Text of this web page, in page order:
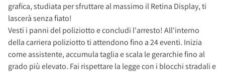
grafica, studiata per sfruttare al massimo il Retina Display, ti
lascerà senza fiato!
Vesti i panni del poliziotto e concludi l'arresto! All'interno
della carriera poliziotto ti attendono fino a 24 eventi. Inizia
come assistente, accumula taglia e scala le gerarchie fino al
grado più elevato. Fai rispettare la legge con i blocchi stradali e